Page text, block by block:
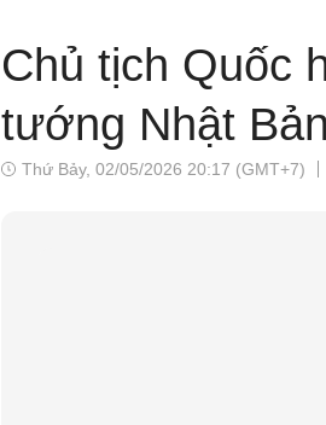
Chủ tịch Quốc
tướng Nhật
Thứ Bảy, 02/05/2026 20:17 (GMT+7)